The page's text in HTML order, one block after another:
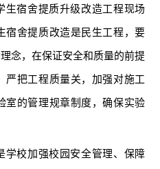
生宿舍提质升级改造工程现场
宿舍提质改造是民生工程，要
念，在保证安全和质量的前提
严把工程质量关，加强对施工
室的管理规章制度，确保实验
学校加强校园安全管理、保障